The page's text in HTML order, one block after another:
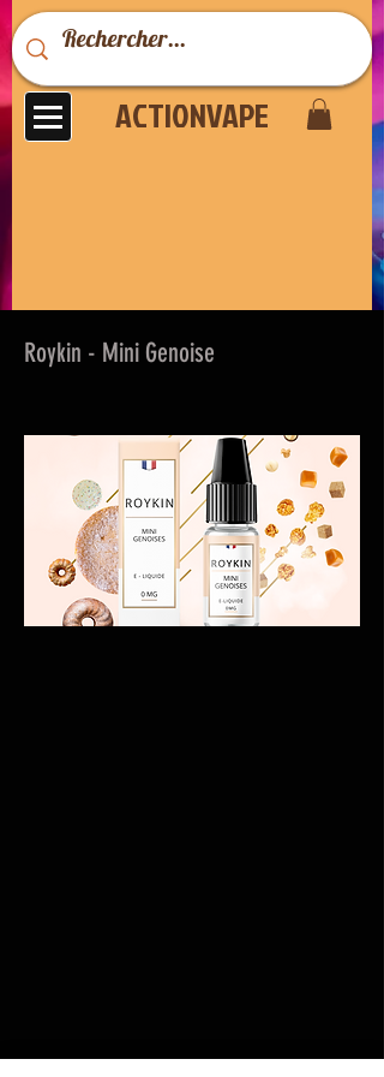
ACTIONVAPE
Roykin - Mini Genoise